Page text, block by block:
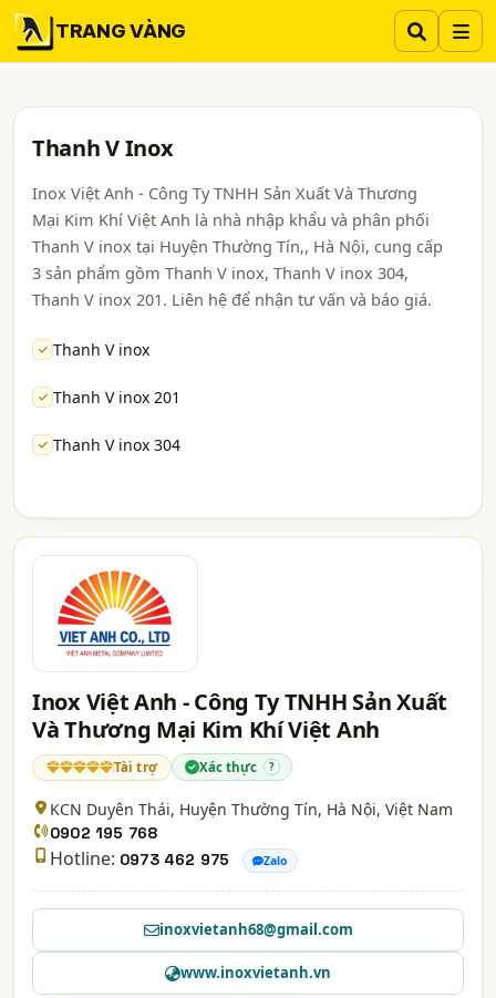
TRANG VÀNG
Thanh V Inox
Inox Việt Anh - Công Ty TNHH Sản Xuất Và Thương
Mại Kim Khí Việt Anh là nhà nhập khẩu và phân phối
Thanh V inox tại Huyện Thường Tín,, Hà Nội, cung cấp
3 sản phẩm gồm Thanh V inox, Thanh V inox 304,
Thanh V inox 201. Liên hệ để nhận tư vấn và báo giá.
Thanh V inox
Thanh V inox 201
Thanh V inox 304
Inox Việt Anh - Công Ty TNHH Sản Xuất
Và Thương Mại Kim Khí Việt Anh
Tài trợ Xác thực ?
KCN Duyên Thái, Huyện Thường Tín, Hà Nội, Việt Nam
0902 195 768
Hotline: 0973 462 975 Zalo
inoxvietanh68@gmail.com
www.inoxvietanh.vn